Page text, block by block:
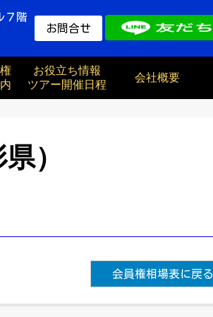
７階
お問合せ
お役立ち情報
ツアー開催日程
会社概要
）
会員権相場表に戻る